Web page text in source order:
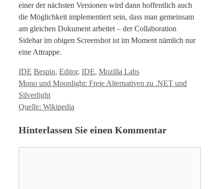
einer der nächsten Versionen wird dann hoffentlich auch
die Möglichkeit implementiert sein, dass man gemeinsam
am gleichen Dokument arbeitet – der Collaboration
Sidebar im obigen Screenshot ist im Moment nämlich nur
eine Attrappe.
Kategorien
IDE Tags
Bespin, Editor, IDE, Mozilla Labs
Mono und Moonlight: Freie Alternativen zu .NET und
Silverlight
Quelle: Wikipedia
Hinterlassen Sie einen Kommentar